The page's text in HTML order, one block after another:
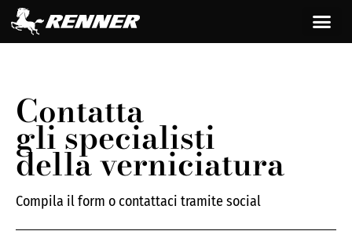
contenuto
Contatta
gli specialisti
della verniciatura
Compila il form o contattaci tramite social